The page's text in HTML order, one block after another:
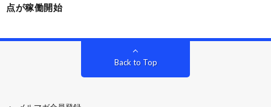
点が稼働開始
Back to Top